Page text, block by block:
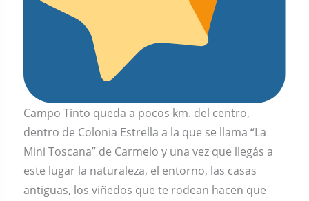
Campo Tinto queda a pocos km. del centro,
dentro de Colonia Estrella a la que se llama “La
Mini Toscana” de Carmelo y una vez que llegás a
este lugar la naturaleza, el entorno, las casas
antiguas, los viñedos que te rodean hacen que